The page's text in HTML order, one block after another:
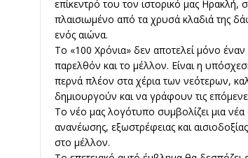
επίκεντρό του τον ιστορικό μας
πλαισιωμένο από τα χρυσά κλαδιά της
ενός αιώνα.
Το «100 Χρόνια» δεν αποτελεί μόνο
παρελθόν και το μέλλον. Είναι η
περνά πλέον στα χέρια των νεότερων,
δημιουργούν και να γράφουν τις
Το νέο μας λογότυπο συμβολίζει μια
ανανέωσης, εξωστρέφειας και
στο μέλλον.